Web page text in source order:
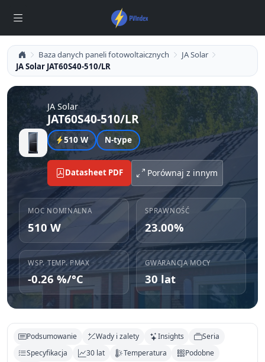
Baza danych paneli fotowoltaicznych
JA Solar
JA Solar JAT60S40-510/LR
JA Solar
JAT60S40-510/LR
510 W N-type
Datasheet PDF Porównaj z innym
MOC NOMINALNA
510 W
SPRAWNOŚĆ
23.00%
WSP. TEMP. PMAX
-0.26 %/°C
GWARANCJA MOCY
30 lat
Podsumowanie Wady i zalety Insights
Seria
Specyfikacja
30 lat Temperatura
Podobne